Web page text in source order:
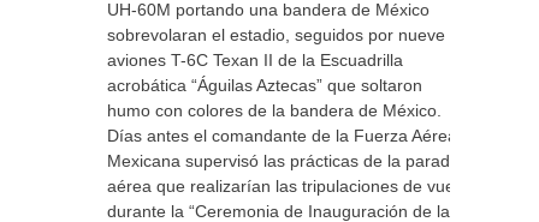
UH-60M portando una bandera de México
sobrevolaran el estadio, seguidos por nueve
aviones T-6C Texan II de la Escuadrilla
acrobática “Águilas Aztecas” que soltaron
humo con colores de la bandera de México.
Días antes el comandante de la Fuerza Aérea
Mexicana supervisó las prácticas de la parada
aérea que realizarían las tripulaciones de vuelo
durante la “Ceremonia de Inauguración de la